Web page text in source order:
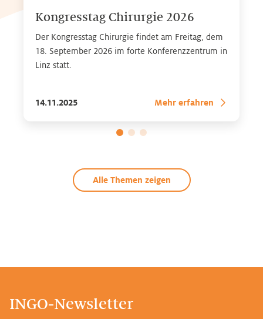
Kongresstag Chirurgie 2026
Der Kongresstag Chirurgie findet am Freitag, dem
18. September 2026 im forte Konferenzzentrum in
Linz statt.
14.11.2025 Mehr erfahren
Alle Themen zeigen
INGO-Newsletter